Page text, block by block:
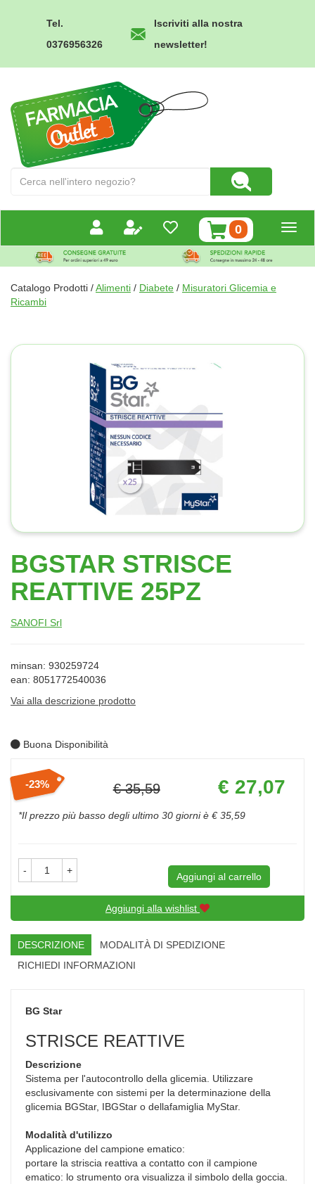
Tel.
0376956326
Iscriviti alla nostra
newsletter!
Outlet
Prodotto
Cerca Prodotto
0prodotti
inseriti
Catalogo Prodotti /Alimenti / Diabete / Misuratori Glicemia e
Ricambi
BGSTAR STRISCE
REATTIVE 25PZ
SANOFI Srl
minsan: 930259724
ean: 8051772540036
Vai alla descrizione prodotto
Buona Disponibilità
Sconto
del
23% € 35,59
Prezzo
scontato
€ 27,07
*Il prezzo più basso degli ultimo 30 giorni è € 35,59
- +
Aggiungi al carrello
Aggiungi alla wishlist
DESCRIZIONE
MODALITÀ DI SPEDIZIONE
RICHIEDI INFORMAZIONI
BG Star
STRISCE REATTIVE
Descrizione
Sistema per l'autocontrollo della glicemia. Utilizzare
esclusivamente con sistemi per la determinazione della
glicemia BGStar, IBGStar o dellafamiglia MyStar.
Modalità d'utilizzo
Applicazione del campione ematico:
portare la striscia reattiva a contatto con il campione
ematico: lo strumento ora visualizza il simbolo della goccia.